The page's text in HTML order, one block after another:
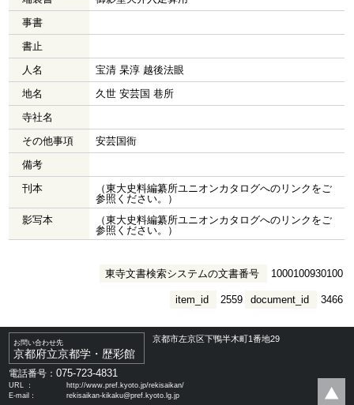
事書
書止
人名
宝清 杲淳 越後法眼
地名
久世 安芸国 巷所
寺社名
その他事項
安芸国衙
備考
刊本
（東大史料編纂所ユニオンカタログへのリンクをご
参照ください。）
影写本
（東大史料編纂所ユニオンカタログへのリンクをご
参照ください。）
東寺文書検索システムの文書番号 1000100930100
document_id 3466
item_id 2559
お問い合わせ先
京都府立京都学・歴彩館
京都市左京区下鴨半木町1番地29
電話番号：075-723-4831
URL ：
http://www.pref.kyoto.jp/rekisaikan/
E-mail：
rekisaikan-kikaku@pref.kyoto.lg.jp